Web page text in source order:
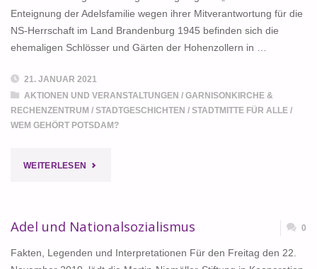
Enteignung der Adelsfamilie wegen ihrer Mitverantwortung für die
NS-Herrschaft im Land Brandenburg 1945 befinden sich die
ehemaligen Schlösser und Gärten der Hohenzollern in …
21. JANUAR 2021
AKTIONEN UND VERANSTALTUNGEN / GARNISONKIRCHE &
RECHENZENTRUM / STADTGESCHICHTEN / STADTMITTE FÜR ALLE/
WEM GEHÖRT POTSDAM?
WEITERLESEN "BRANDENBURG
DER
HOHENZOLLERNSTREIT"
Adel und Nationalsozialismus 0
Fakten, Legenden und Interpretationen Für den Freitag den 22.